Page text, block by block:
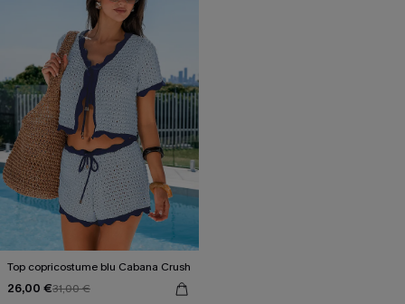
Top copricostume blu Cabana Crush
26,00 €31,00 €